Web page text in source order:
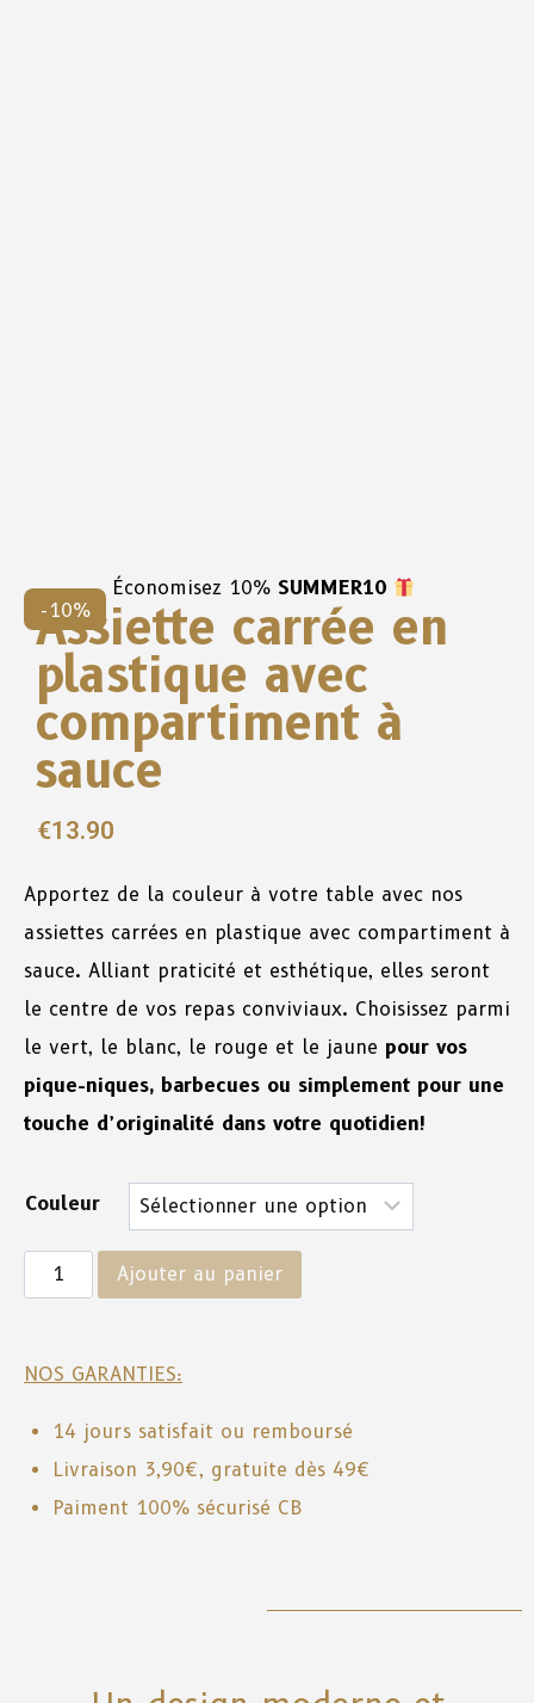
-10%
Économisez 10% SUMMER10
Assiette carrée en
plastique avec
compartiment à
sauce
€13.90
Apportez de la couleur à votre table avec nos
assiettes carrées en plastique avec compartiment à
sauce. Alliant praticité et esthétique, elles seront
le centre de vos repas conviviaux. Choisissez parmi
le vert, le blanc, le rouge et le jaune pour vos
pique-niques, barbecues ou simplement pour une
touche d’originalité dans votre quotidien!
Couleur
Ajouter au panier
NOS GARANTIES:
14 jours satisfait ou remboursé
Livraison 3,90€, gratuite dès 49€
Paiment 100% sécurisé CB